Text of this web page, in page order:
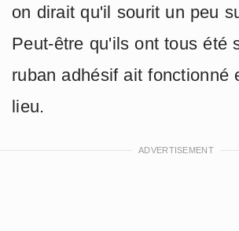
on dirait qu'il sourit un peu
Peut-être qu'ils ont tous été
ruban adhésif ait fonctionné
lieu.